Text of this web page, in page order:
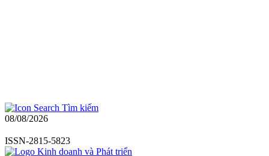
Tìm kiếm
08/08/2026
ISSN-2815-5823